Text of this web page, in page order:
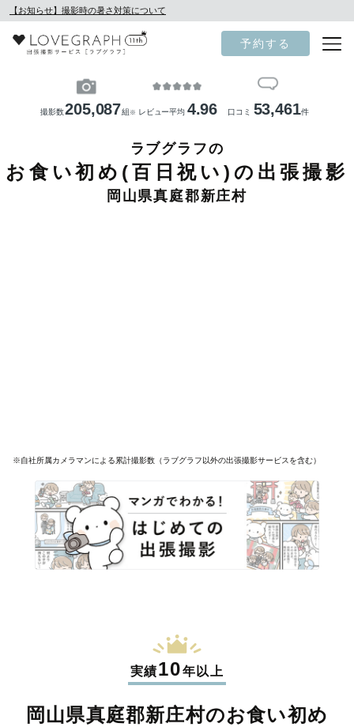
【お知らせ】撮影時の暑さ対策について
予約する
撮影数205,087組 ※ レビュー平均 4.96 口コミ 53,461件
ラブグラフの
お食い初め(百日祝い)の出張撮影
岡山県真庭郡新庄村
※自社所属カメラマンによる累計撮影数（ラブグラフ以外の出張撮影サービスを含む）
実績10年以上
岡山県真庭郡新庄村のお食い初め